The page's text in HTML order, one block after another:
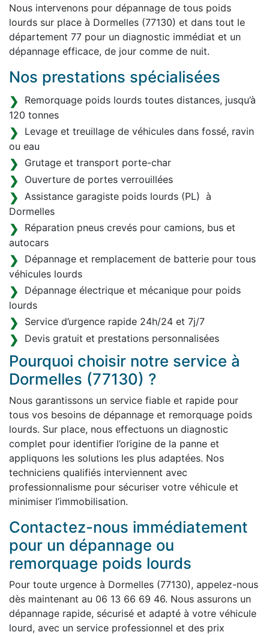
Nous intervenons pour dépannage de tous poids
lourds sur place à Dormelles (77130) et dans tout le
département 77 pour un diagnostic immédiat et un
dépannage efficace, de jour comme de nuit.
Nos prestations spécialisées
Remorquage poids lourds toutes distances, jusqu’à
120 tonnes
Levage et treuillage de véhicules dans fossé, ravin
ou eau
Grutage et transport porte-char
Ouverture de portes verrouillées
Assistance garagiste poids lourds (PL) à
Dormelles
Réparation pneus crevés pour camions, bus et
autocars
Dépannage et remplacement de batterie pour tous
véhicules lourds
Dépannage électrique et mécanique pour poids
lourds
Service d’urgence rapide 24h/24 et 7j/7
Devis gratuit et prestations personnalisées
Pourquoi choisir notre service à
Dormelles (77130) ?
Nous garantissons un service fiable et rapide pour
tous vos besoins de dépannage et remorquage poids
lourds. Sur place, nous effectuons un diagnostic
complet pour identifier l’origine de la panne et
appliquons les solutions les plus adaptées. Nos
techniciens qualifiés interviennent avec
professionnalisme pour sécuriser votre véhicule et
minimiser l’immobilisation.
Contactez-nous immédiatement
pour un dépannage ou
remorquage poids lourds
Pour toute urgence à Dormelles (77130), appelez-nous
dès maintenant au 06 13 66 69 46. Nous assurons un
dépannage rapide, sécurisé et adapté à votre véhicule
lourd, avec un service professionnel et des prix